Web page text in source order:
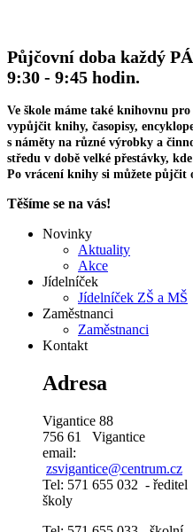
Půjčovní doba každý
9:30 - 9:45 hodin.
Ve škole máme také knihovnu
vypůjčit knihy, časopisy,
s náměty na různé výrobky a
středu v době velké přestávky,
Po vrácení knihy si můžete půjčit
Těšíme se na vás!
Novinky
Aktuality
Akce
Jídelníček
Jídelníček ZŠ a MŠ
Zaměstnanci
Zaměstnanci
Kontakt
Adresa
Vigantice 88
756 61 Vigantice
email:
zsvigantice@centrum.cz
Tel: 571 655 032 - ředitel
školy